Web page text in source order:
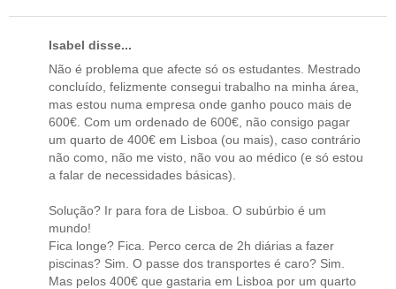
Isabel disse...
Não é problema que afecte só os estudantes. Mestrado
concluído, felizmente consegui trabalho na minha área,
mas estou numa empresa onde ganho pouco mais de
600€. Com um ordenado de 600€, não consigo pagar
um quarto de 400€ em Lisboa (ou mais), caso contrário
não como, não me visto, não vou ao médico (e só estou
a falar de necessidades básicas).
Solução? Ir para fora de Lisboa. O subúrbio é um
mundo!
Fica longe? Fica. Perco cerca de 2h diárias a fazer
piscinas? Sim. O passe dos transportes é caro? Sim.
Mas pelos 400€ que gastaria em Lisboa por um quarto